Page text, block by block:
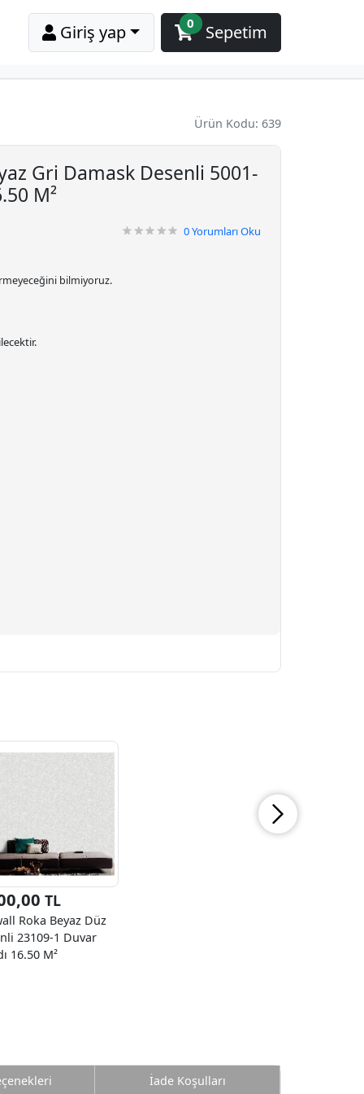
Giriş yap Sepetim
0
Ürün Kodu: 639
Gri Damask Desenli 5001-
M²
0Yorumları Oku
bilmiyoruz.
TL
Roka Beyaz Düz
23109-1 Duvar
16.50 M²
İade Koşulları